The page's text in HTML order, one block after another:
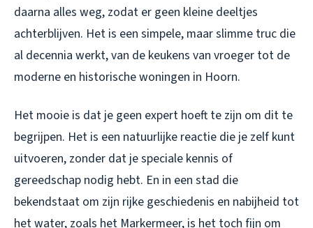
daarna alles weg, zodat er geen kleine deeltjes
achterblijven. Het is een simpele, maar slimme truc die
al decennia werkt, van de keukens van vroeger tot de
moderne en historische woningen in Hoorn.
Het mooie is dat je geen expert hoeft te zijn om dit te
begrijpen. Het is een natuurlijke reactie die je zelf kunt
uitvoeren, zonder dat je speciale kennis of
gereedschap nodig hebt. En in een stad die
bekendstaat om zijn rijke geschiedenis en nabijheid tot
het water, zoals het Markermeer, is het toch fijn om